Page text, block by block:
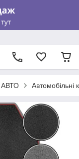
Автомобільні